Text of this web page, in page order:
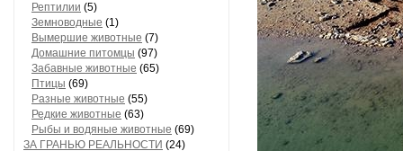
Рептилии (5)
Земноводные (1)
Вымершие животные (7)
Домашние питомцы (97)
Забавные животные (65)
Птицы (69)
Разные животные (55)
Редкие животные (63)
Рыбы и водяные животные (69)
ЗА ГРАНЬЮ РЕАЛЬНОСТИ (24)